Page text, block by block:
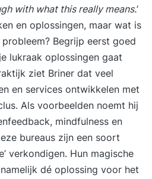
with what this really means.’
en oplossingen, maar wat is
Begrijp eerst goed
lukraak oplossingen gaat
ziet Briner dat veel
en services ontwikkelen met
Als voorbeelden noemt hij
mindfulness en
bureaus zijn een soort
verkondigen. Hun magische
dé oplossing voor het